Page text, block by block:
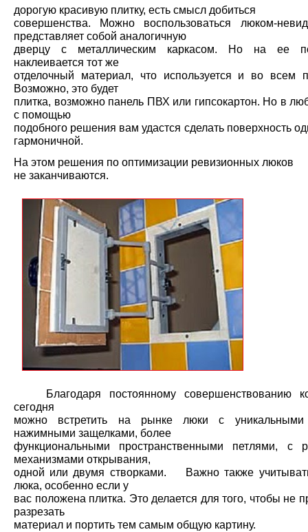
дорогую красивую плитку, есть смысл добиться
совершенства. Можно воспользоваться люком-
представляет собой аналогичную
дверцу с металлическим каркасом. Но на ее
наклеивается тот же
отделочный материал, что используется и во всем
Возможно, это будет
плитка, возможно панель ПВХ или гипсокартон. Но в
с помощью
подобного решения вам удастся сделать поверхность
гармоничной.
На этом решения по оптимизации ревизионных люков
не заканчиваются.
Благодаря постоянному совершенствованию
сегодня
можно встретить на рынке люки с уникальными
нажимными защелками, более
функциональными пространственными петлями, с
механизмами открывания,
одной или двумя створками. Важно также
люка, особенно если у
вас положена плитка. Это делается для того, чтобы не
разрезать
материал и портить тем самым общую картину.